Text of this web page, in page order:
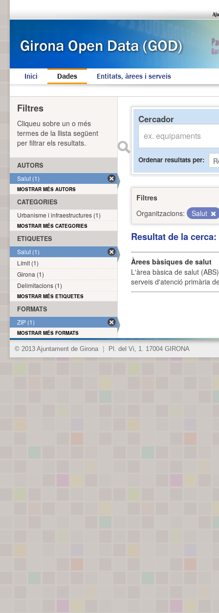
Inici Dades Entitats, àrees i serveis
Cercador
Ordenar resultats per
Filtres
Organitzacions:
Salut
Resultat de la
Àrees bàsiques de salut
L'àrea bàsica de salut
serveis d'atenció primària
Filtres
Cliqueu sobre un o més
termes de la llista següent
per filtrar els resultats.
AUTORS
Salut (1)
MOSTRAR MÉS AUTORS
CATEGORIES
Urbanisme i infraestructures (1)
MOSTRAR MÉS CATEGORIES
ETIQUETES
Salut (1)
Límit (1)
Girona (1)
Delimitacions (1)
MOSTRAR MÉS ETIQUETES
FORMATS
ZIP (1)
MOSTRAR MÉS FORMATS
© 2013 Ajuntament de Girona Pl. del Vi, 1. 17004 GIRONA